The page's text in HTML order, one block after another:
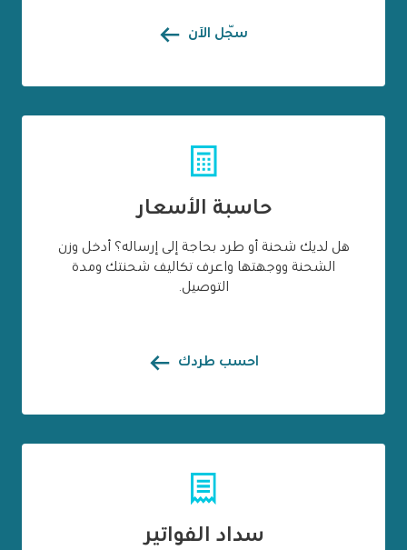
سّجل الآن
حاسبة الأسعار
هل لديك شحنة أو طرد بحاجة إلى إرساله؟ أدخل وزن
الشحنة ووجهتها واعرف تكاليف شحنتك ومدة
التوصيل.
احسب طردك
سداد الفواتير